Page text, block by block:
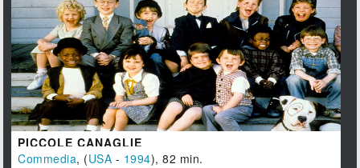
PICCOLE CANAGLIE
Commedia, (USA - 1994), 82 min.